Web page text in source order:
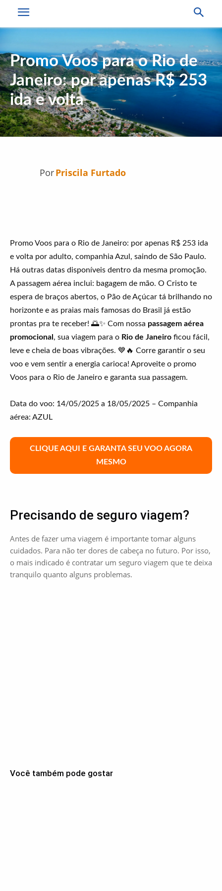
Promo Voos para o Rio de
Janeiro: por apenas R$ 253
ida e volta
PorPriscila Furtado
Promo Voos para o Rio de Janeiro: por apenas R$ 253 ida
e volta por adulto, companhia Azul, saindo de São Paulo.
Há outras datas disponíveis dentro da mesma promoção.
A passagem aérea inclui: bagagem de mão. O Cristo te
espera de braços abertos, o Pão de Açúcar tá brilhando no
horizonte e as praias mais famosas do Brasil já estão
prontas pra te receber! 🌅✨ Com nossa passagem aérea
promocional , sua viagem para o Rio de Janeiro ficou fácil,
leve e cheia de boas vibrações. 💙🔥 Corre garantir o seu
voo e vem sentir a energia carioca! Aproveite o promo
Voos para o Rio de Janeiro e garanta sua passagem.
Data do voo: 14/05/2025 a 18/05/2025 – Companhia
aérea: AZUL
CLIQUE AQUI E GARANTA SEU VOO AGORA
MESMO
Precisando de seguro viagem?
Antes de fazer uma viagem é importante tomar alguns
cuidados. Para não ter dores de cabeça no futuro. Por isso,
o mais indicado é contratar um seguro viagem que te deixa
tranquilo quanto alguns problemas.
Você também pode gostar